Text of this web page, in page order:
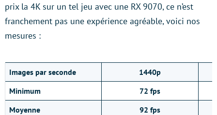
prix la 4K sur un tel jeu avec une RX 9070, ce n’est
franchement pas une expérience agréable, voici nos
mesures :
Images par seconde
1440p
Minimum
72 fps
Moyenne
92 fps